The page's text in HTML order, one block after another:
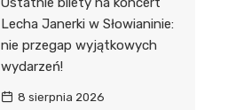
Lecha Janerki w Słowianinie:
nie przegap wyjątkowych
wydarzeń!
8 sierpnia 2026